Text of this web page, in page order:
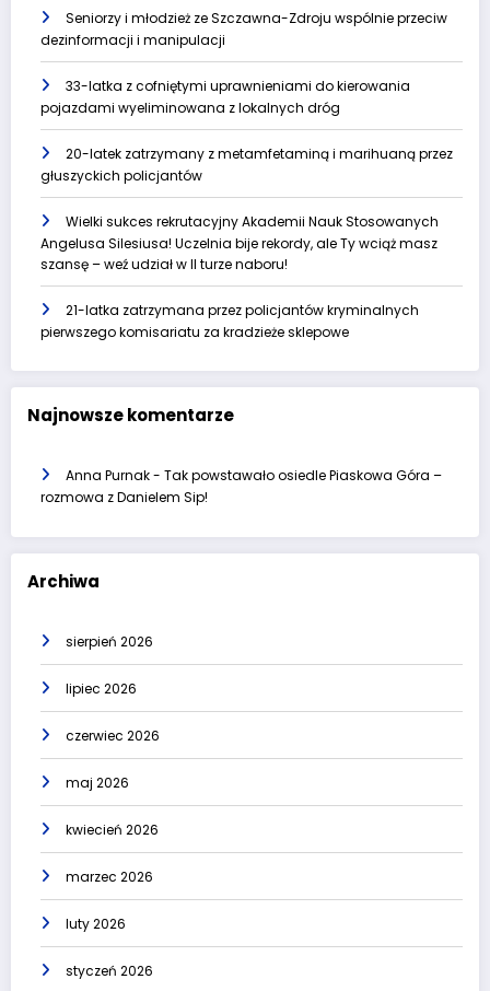
Seniorzy i młodzież ze Szczawna-Zdroju wspólnie przeciw
dezinformacji i manipulacji
33-latka z cofniętymi uprawnieniami do kierowania
pojazdami wyeliminowana z lokalnych dróg
20-latek zatrzymany z metamfetaminą i marihuaną przez
głuszyckich policjantów
Wielki sukces rekrutacyjny Akademii Nauk Stosowanych
Angelusa Silesiusa! Uczelnia bije rekordy, ale Ty wciąż masz
szansę – weź udział w II turze naboru!
21-latka zatrzymana przez policjantów kryminalnych
pierwszego komisariatu za kradzieże sklepowe
Najnowsze komentarze
Anna Purnak- Tak powstawało osiedle Piaskowa Góra –
rozmowa z Danielem Sip!
Archiwa
sierpień 2026
lipiec 2026
czerwiec 2026
maj 2026
kwiecień 2026
marzec 2026
luty 2026
styczeń 2026